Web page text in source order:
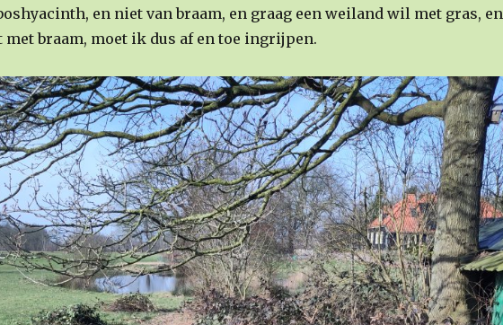
en niet van braam, en graag een weiland wil met gras, en
met braam, moet ik dus af en toe ingrijpen.